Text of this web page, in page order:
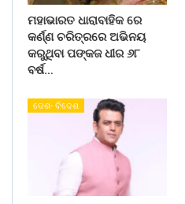
ମହାଭାରତ ଧାରାବାହିକ ରେ
କର୍ଣ୍ଣ ଚରିତ୍ରରେ ଅଭିନୟ
କରୁଥିବା ପଙ୍କଜ ଧୀର ୬୮
ବର୍ଷ…
ଦେଶ- ବିଦେଶ